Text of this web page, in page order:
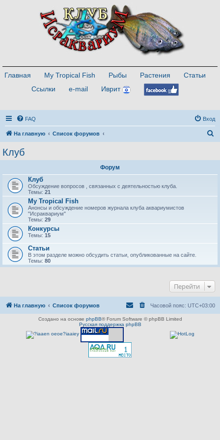
Главная My Tropical Fish Рыбы Растения
Статьи
Ссылки
e-mail Иврит
FAQ Вход
На главную Список форумов
Клуб
Форум
Клуб
Обсуждение вопросов , связанных с деятельностью клуба.
Темы: 21
My Tropical Fish
Анонсы и обсуждение номеров журнала клуба аквариумистов
"Исраквариум"
Темы: 29
Конкурсы
Темы: 15
Статьи
В этом разделе можно обсудить статьи, опубликованные на сайте.
Темы: 80
Перейти
На главную Список форумов Часовой пояс: UTC+03:00
Создано на основе phpBB® Forum Software © phpBB Limited
Русская поддержка phpBB